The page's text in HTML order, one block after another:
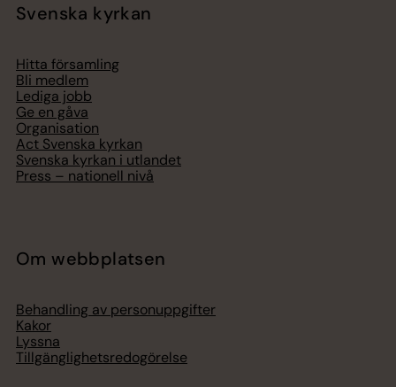
Svenska kyrkan
Hitta församling
Bli medlem
Lediga jobb
Ge en gåva
Organisation
Act Svenska kyrkan
Svenska kyrkan i utlandet
Press – nationell nivå
Om webbplatsen
Behandling av personuppgifter
Kakor
Lyssna
Tillgänglighetsredogörelse